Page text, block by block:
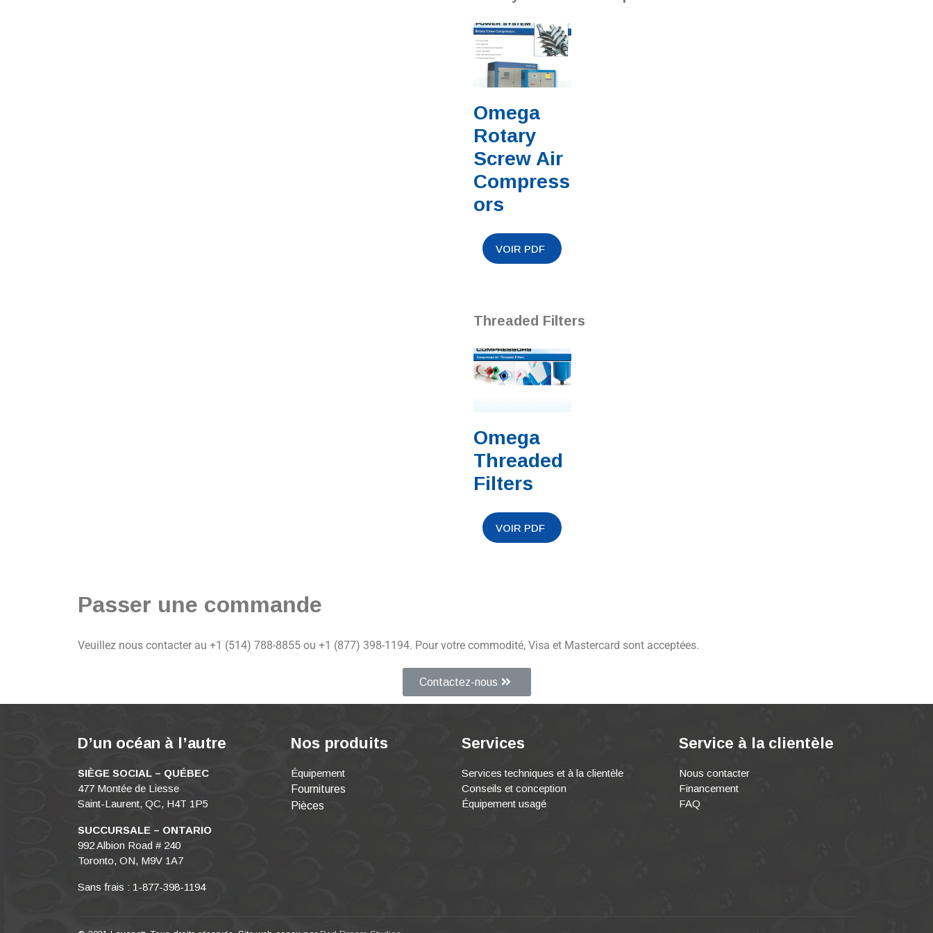
Omega
Rotary
Screw Air
Compress
ors
Threaded Filters
Omega
Threaded
Filters
Passer une commande
Veuillez nous contacter au +1 (514) 788-8855 ou +1 (877) 398-1194. Pour votre commodité, Visa et Mastercard sont acceptées.
Contactez-nous
D’un océan à l’autre
SIÈGE SOCIAL – QUÉBEC
477 Montée de Liesse
Saint-Laurent, QC, H4T 1P5
SUCCURSALE – ONTARIO
992 Albion Road # 240
Toronto, ON, M9V 1A7
Sans frais : 1-877-398-1194
Nos produits
Équipement
Fournitures
Pièces
Services
Services techniques et à la clientèle
Conseils et conception
Équipement usagé
Service à la clientèle
Nous contacter
Financement
FAQ